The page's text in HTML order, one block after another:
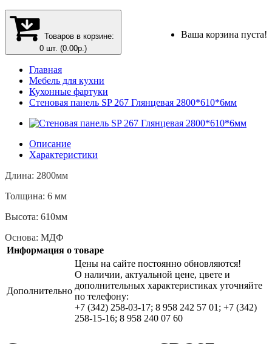
Товаров в корзине:
0 шт. (0.00р.)
Ваша корзина пуста!
Главная
Мебель для кухни
Кухонные фартуки
Стеновая панель SP 267 Глянцевая 2800*610*6мм
Описание
Характеристики
Длина: 2800мм
Толщина: 6 мм
Высота: 610мм
Основа: МДФ
Информация о товаре
Дополнительно
Цены на сайте постоянно обновляются!
О наличии, актуальной цене, цвете и
дополнительных характеристиках уточняйте
по телефону:
+7 (342) 258-03-17; 8 958 242 57 01; +7 (342)
258-15-16; 8 958 240 07 60